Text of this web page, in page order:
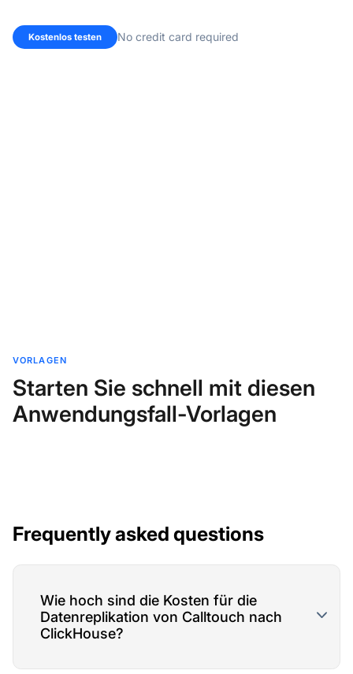
Kostenlos testen No credit card required
VORLAGEN
Starten Sie schnell mit diesen
Anwendungsfall-Vorlagen
Frequently asked questions
Wie hoch sind die Kosten für die
Datenreplikation von Calltouch nach
ClickHouse?